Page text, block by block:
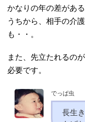
かなりの年の差があ
うちから、相手の介
も・・。
また、先立たれるの
必要です。
でっぱ虫
長生